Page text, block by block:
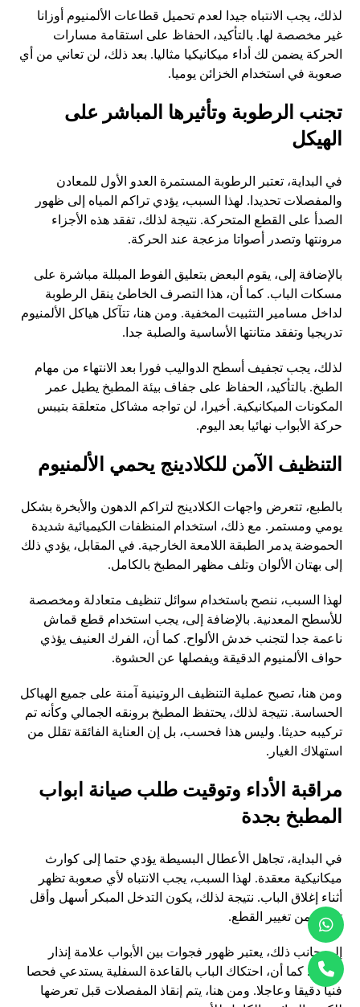
لذلك، يجب الانتباه جيدا لعدم تحميل قطاعات الألمنيوم أوزانا
غير مخصصة لها. بالتأكيد، الحفاظ على استقامة مسارات
الحركة يضمن لك أداء ميكانيكيا مثاليا. بعد ذلك، لن تعاني من أي
صعوبة في استخدام الخزائن يوميا.
تجنب الرطوبة وتأثيرها المباشر على
الهيكل
في البداية، تعتبر الرطوبة المستمرة العدو الأول للمعادن
والمفصلات تحديدا. لهذا السبب، يؤدي تراكم المياه إلى ظهور
الصدأ على القطع المتحركة. نتيجة لذلك، تفقد هذه الأجزاء
مرونتها وتصدر أصواتا مزعجة عند الحركة.
بالإضافة إلى، يقوم البعض بتعليق الفوط المبللة مباشرة على
مسكات الباب. كما أن، هذا التصرف الخاطئ ينقل الرطوبة
لداخل مسامير التثبيت المخفية. ومن هنا، تتآكل هياكل الألمنيوم
تدريجيا وتفقد متانتها الأساسية والصلبة جدا.
لذلك، يجب تجفيف أسطح الدواليب فورا بعد الانتهاء من مهام
الطبخ. بالتأكيد، الحفاظ على جفاف بيئة المطبخ يطيل عمر
المكونات الميكانيكية. أخيرا، لن تواجه مشاكل متعلقة بتيبس
حركة الأبواب نهائيا بعد اليوم.
التنظيف الآمن للكلادينج يحمي الألمنيوم
بالطبع، تتعرض واجهات الكلادينج لتراكم الدهون والأبخرة بشكل
يومي ومستمر. مع ذلك، استخدام المنظفات الكيميائية شديدة
الحموضة يدمر الطبقة اللامعة الخارجية. في المقابل، يؤدي ذلك
إلى بهتان الألوان وتلف مظهر المطبخ بالكامل.
لهذا السبب، ننصح باستخدام سوائل تنظيف متعادلة ومخصصة
للأسطح المعدنية. بالإضافة إلى، يجب استخدام قطع قماش
ناعمة جدا لتجنب خدش الألواح. كما أن، الفرك العنيف يؤذي
حواف الألمنيوم الدقيقة ويفصلها عن الحشوة.
ومن هنا، تصبح عملية التنظيف الروتينية آمنة على جميع الهياكل
الحساسة. نتيجة لذلك، يحتفظ المطبخ برونقه الجمالي وكأنه تم
تركيبه حديثا. وليس هذا فحسب، بل إن العناية الفائقة تقلل من
استهلاك الغيار.
مراقبة الأداء وتوقيت طلب صيانة ابواب
المطبخ بجدة
في البداية، تجاهل الأعطال البسيطة يؤدي حتما إلى كوارث
ميكانيكية معقدة. لهذا السبب، يجب الانتباه لأي صعوبة تظهر
أثناء إغلاق الباب. نتيجة لذلك، يكون التدخل المبكر أسهل وأقل
تكلفة من تغيير القطع.
إلى جانب ذلك، يعتبر ظهور فجوات بين الأبواب علامة إنذار
مبكرة. كما أن، احتكاك الباب بالقاعدة السفلية يستدعي فحصا
فنيا دقيقا وعاجلا. ومن هنا، يتم إنقاذ المفصلات قبل تعرضها